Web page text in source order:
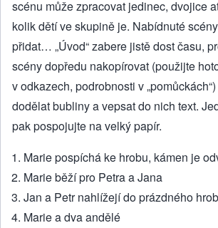
scénu může zpracovat jedinec, dvojice
kolik dětí ve skupině je. Nabídnuté
přidat… „Úvod“ zabere jistě dost času,
scény dopředu nakopírovat (použijte
v odkazech, podrobnosti v
dodělat bubliny a vepsat do nich text.
pak pospojujte na velký papír.
Marie pospíchá ke hrobu, kámen je
Marie běží pro Petra a Jana
Jan a Petr nahlížejí do prázdného
Marie a dva andělé